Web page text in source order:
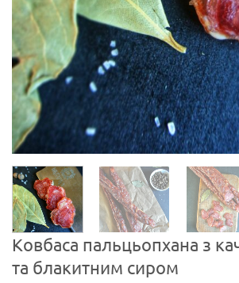
Ковбаса пальцьопхана з
та блакитним сиром